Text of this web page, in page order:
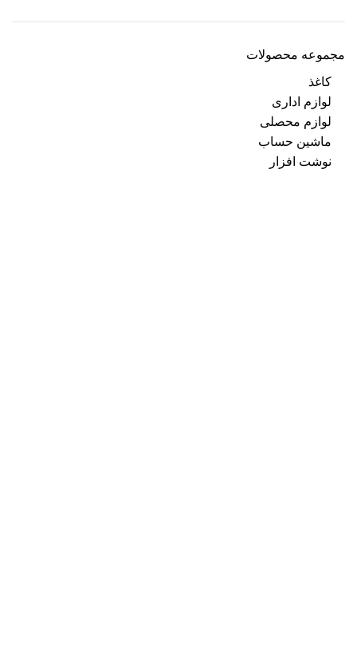
مجموعه محصولات
کاغذ
لوازم اداری
لوازم محصلی
ماشین حساب
نوشت افزار